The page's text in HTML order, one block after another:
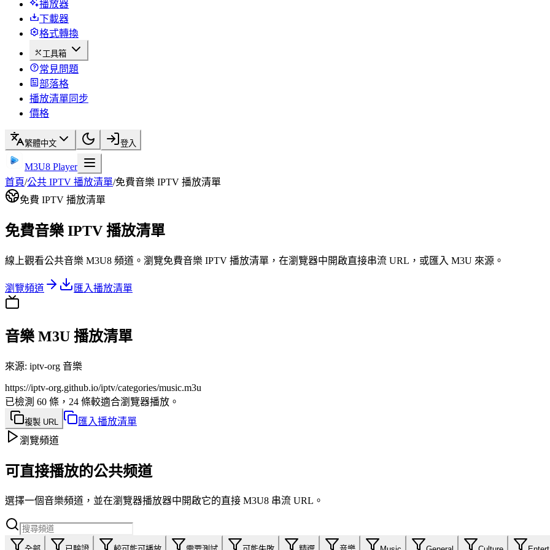
播放器
下載器
格式轉換
工具箱
常見問題
部落格
播放清單同步
價格
繁體中文 登入
M3U8 Player
首頁/公共 IPTV 播放清單/免費音樂 IPTV 播放清單
免費 IPTV 播放清單
免費音樂 IPTV 播放清單
線上觀看公共音樂 M3U8 頻道。瀏覽免費音樂 IPTV 播放清單，在瀏覽器中開啟直接串流 URL，或匯入 M3U 來源。
瀏覽頻道 匯入播放清單
音樂 M3U 播放清單
來源: iptv-org 音樂
https://iptv-org.github.io/iptv/categories/music.m3u
已檢測 60 條，24 條較適合瀏覽器播放。
複製 URL
匯入播放清單
瀏覽頻道
可直接播放的公共频道
選擇一個音樂頻道，並在瀏覽器播放器中開啟它的直接 M3U8 串流 URL。